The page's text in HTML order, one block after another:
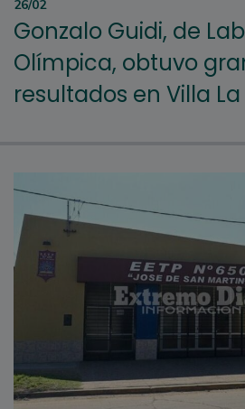
26/02
Gonzalo Guidi, de
Olímpica, obtuvo
resultados en Villa